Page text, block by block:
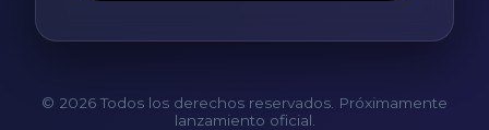
© 2026 Todos los derechos reservados. Próximamente
lanzamiento oficial.